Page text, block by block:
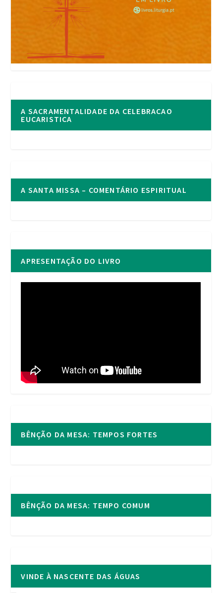
A SACRAMENTALIDADE DA CELEBRACAO
EUCARISTICA
A SANTA MISSA – COMENTÁRIO ESPIRITUAL
APRESENTAÇÃO DO LIVRO
BÊNÇÃO DA MESA: TEMPOS FORTES
BÊNÇÃO DA MESA: TEMPO COMUM
VINDE À NASCENTE DAS ÁGUAS